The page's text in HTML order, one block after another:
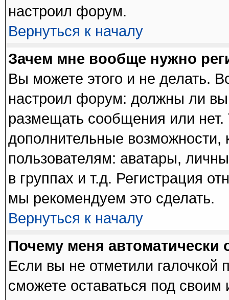
настроил форум.
Вернуться к началу
Зачем мне вообще нужно
Вы можете этого и не делать.
настроил форум: должны ли вы
размещать сообщения или
дополнительные
пользователям: аватары,
в группах и т.д. Регистрация
мы рекомендуем это сделать.
Вернуться к началу
Почему меня автоматически
Если вы не отметили галочкой
сможете оставаться под